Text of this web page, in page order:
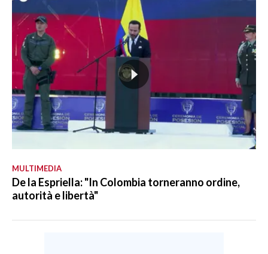
MULTIMEDIA
De la Espriella: "In Colombia torneranno ordine,
autorità e libertà"